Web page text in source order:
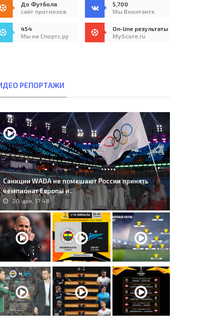
До Футбола
сайт прогнозов
5,700
Мы Вконтакте
454
Мы на Спортс.ру
On-line результаты
MyScore.ru
РЕПОРТАЖИ
Санкции WADA не помешают России принять
чемпионат Европы и..
20-дек, 17:48